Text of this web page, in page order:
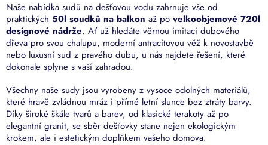
Naše nabídka sudů na dešťovou vodu zahrnuje vše od
praktických 50l soudků na balkon až po velkoobjemové 720l
designové nádrže. Ať už hledáte věrnou imitaci dubového
dřeva pro svou chalupu, moderní antracitovou věž k novostavbě
nebo luxusní sud z pravého dubu, u nás najdete řešení, které
dokonale splyne s vaší zahradou.
Všechny naše sudy jsou vyrobeny z vysoce odolných materiálů,
které hravě zvládnou mráz i přímé letní slunce bez ztráty barvy.
Díky široké škále tvarů a barev, od klasické terakoty až po
elegantní granit, se sběr dešťovky stane nejen ekologickým
krokem, ale i estetickým doplňkem vašeho domova.